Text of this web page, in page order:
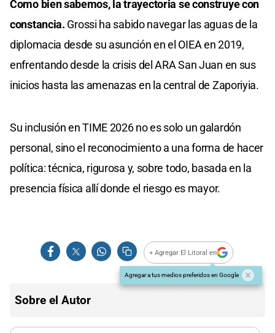
Como bien sabemos, la trayectoria se construye con
constancia. Grossi ha sabido navegar las aguas de la
diplomacia desde su asunción en el OIEA en 2019,
enfrentando desde la crisis del ARA San Juan en sus
inicios hasta las amenazas en la central de Zaporiyia.
Su inclusión en TIME 2026 no es solo un galardón
personal, sino el reconocimiento a una forma de hacer
política: técnica, rigurosa y, sobre todo, basada en la
presencia física allí donde el riesgo es mayor.
+ Agregar El Litoral en
Agregar a tus medios preferidos en Google
Sobre el Autor